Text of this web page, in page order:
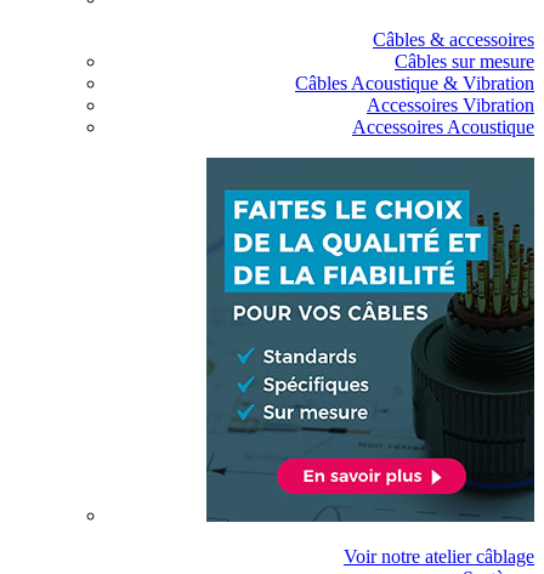
Câbles & accessoires
Câbles sur mesure
Câbles Acoustique & Vibration
Accessoires Vibration
Accessoires Acoustique
Voir notre atelier câblage